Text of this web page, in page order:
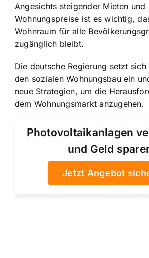
Angesichts steigender Mieten und
Wohnungspreise ist es wichtig,
Wohnraum für alle
zugänglich bleibt.
Die deutsche Regierung setzt
den sozialen Wohnungsbau ein
neue Strategien, um die
dem Wohnungsmarkt anzugehen.
Photovoltaikanlagen
und Geld
Jetzt Angebot